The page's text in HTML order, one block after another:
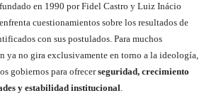
en 1990 por Fidel Castro y Luiz Inácio
cuestionamientos sobre los resultados de
con sus postulados. Para muchos
ya no gira exclusivamente en torno a la ideología,
gobiernos para ofrecerseguridad, crecimiento
y estabilidad institucional.